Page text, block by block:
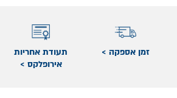
זמן אספקה >
תעודת אחריות
אירופלקס >